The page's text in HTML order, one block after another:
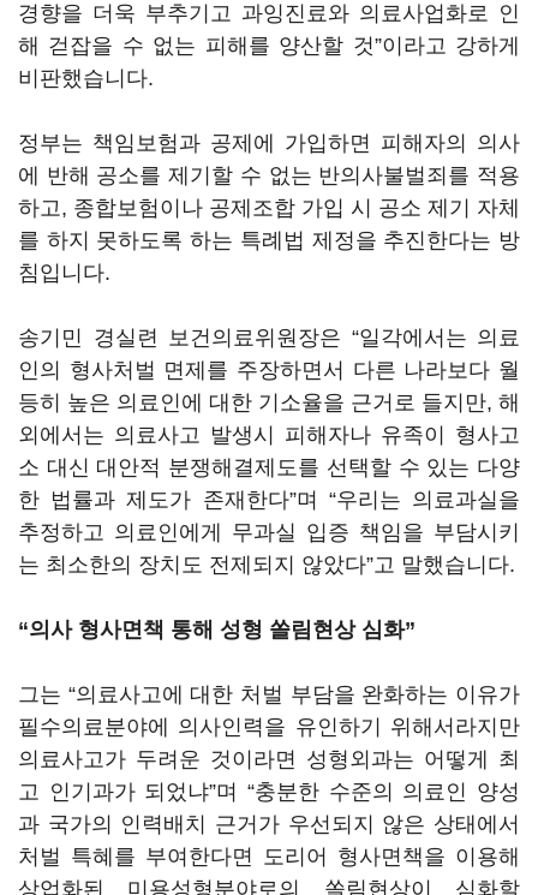
경향을 더욱 부추기고 과잉진료와 의료사업화로 인
해 걷잡을 수 없는 피해를 양산할 것”이라고 강하게
비판했습니다.
정부는 책임보험과 공제에 가입하면 피해자의 의사
에 반해 공소를 제기할 수 없는 반의사불벌죄를 적용
하고, 종합보험이나 공제조합 가입 시 공소 제기 자체
를 하지 못하도록 하는 특례법 제정을 추진한다는 방
침입니다.
송기민 경실련 보건의료위원장은 “일각에서는 의료
인의 형사처벌 면제를 주장하면서 다른 나라보다 월
등히 높은 의료인에 대한 기소율을 근거로 들지만, 해
외에서는 의료사고 발생시 피해자나 유족이 형사고
소 대신 대안적 분쟁해결제도를 선택할 수 있는 다양
한 법률과 제도가 존재한다”며 “우리는 의료과실을
추정하고 의료인에게 무과실 입증 책임을 부담시키
는 최소한의 장치도 전제되지 않았다”고 말했습니다.
“의사 형사면책 통해 성형 쏠림현상 심화”
그는 “의료사고에 대한 처벌 부담을 완화하는 이유가
필수의료분야에 의사인력을 유인하기 위해서라지만
의료사고가 두려운 것이라면 성형외과는 어떻게 최
고 인기과가 되었냐”며 “충분한 수준의 의료인 양성
과 국가의 인력배치 근거가 우선되지 않은 상태에서
처벌 특혜를 부여한다면 도리어 형사면책을 이용해
상업화된 미용성형분야로의 쏠림현상이 심화할